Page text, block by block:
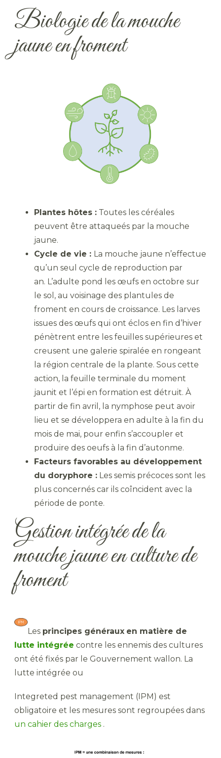
Biologie de la mouche
jaune en froment
Plantes hôtes : Toutes les céréales
peuvent être attaqueés par la mouche
jaune.
Cycle de vie : La mouche jaune n’effectue
qu’un seul cycle de reproduction par
an. L’adulte pond les œufs en octobre sur
le sol, au voisinage des plantules de
froment en cours de croissance. Les larves
issues des œufs qui ont éclos en fin d’hiver
pénètrent entre les feuilles supérieures et
creusent une galerie spiralée en rongeant
la région centrale de la plante. Sous cette
action, la feuille terminale du moment
jaunit et l’épi en formation est détruit. À
partir de fin avril, la nymphose peut avoir
lieu et se développera en adulte à la fin du
mois de mai, pour enfin s’accoupler et
produire des oeufs à la fin d’autonme.
Facteurs favorables au développement
du doryphore : Les semis précoces sont les
plus concernés car ils coîncident avec la
période de ponte.
Gestion intégrée de la
mouche jaune en culture de
froment
Les principes généraux en matière de
lutte intégrée contre les ennemis des cultures
ont été fixés par le Gouvernement wallon. La
lutte intégrée ou
Integreted pest management (IPM) est
obligatoire et les mesures sont regroupées dans
un cahier des charges .